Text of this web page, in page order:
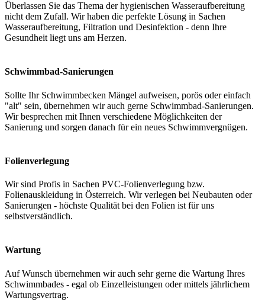
Überlassen Sie das Thema der hygienischen Wasseraufbereitung
nicht dem Zufall. Wir haben die perfekte Lösung in Sachen
Wasseraufbereitung, Filtration und Desinfektion - denn Ihre
Gesundheit liegt uns am Herzen.
Schwimmbad-Sanierungen
Sollte Ihr Schwimmbecken Mängel aufweisen, porös oder einfach
"alt" sein, übernehmen wir auch gerne Schwimmbad-Sanierungen.
Wir besprechen mit Ihnen verschiedene Möglichkeiten der
Sanierung und sorgen danach für ein neues Schwimmvergnügen.
Folienverlegung
Wir sind Profis in Sachen PVC-Folienverlegung bzw.
Folienauskleidung in Österreich. Wir verlegen bei Neubauten oder
Sanierungen - höchste Qualität bei den Folien ist für uns
selbstverständlich.
Wartung
Auf Wunsch übernehmen wir auch sehr gerne die Wartung Ihres
Schwimmbades - egal ob Einzelleistungen oder mittels jährlichem
Wartungsvertrag.